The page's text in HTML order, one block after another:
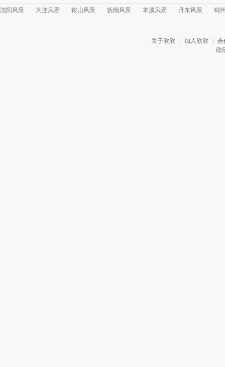
沈阳风景
大连风景 鞍山风景 抚顺风景 本溪风景 丹东风景 锦
关于欣欣 加入欣欣
合
欣